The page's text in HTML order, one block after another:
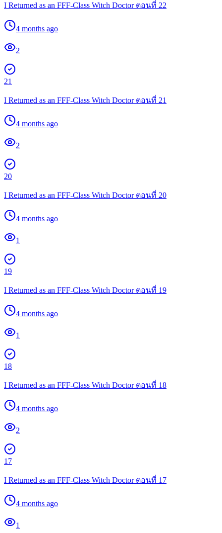
I Returned as an FFF-Class Witch Doctor ตอนที่ 22
4 months ago
2
21
I Returned as an FFF-Class Witch Doctor ตอนที่ 21
4 months ago
2
20
I Returned as an FFF-Class Witch Doctor ตอนที่ 20
4 months ago
1
19
I Returned as an FFF-Class Witch Doctor ตอนที่ 19
4 months ago
1
18
I Returned as an FFF-Class Witch Doctor ตอนที่ 18
4 months ago
2
17
I Returned as an FFF-Class Witch Doctor ตอนที่ 17
4 months ago
1